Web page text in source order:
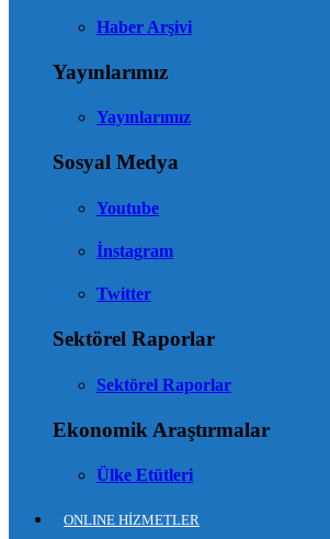
Haber Arşivi
Yayınlarımız
Yayınlarımız
Sosyal Medya
Youtube
İnstagram
Twitter
Sektörel Raporlar
Sektörel Raporlar
Ekonomik Araştırmalar
Ülke Etütleri
ONLINE HİZMETLER